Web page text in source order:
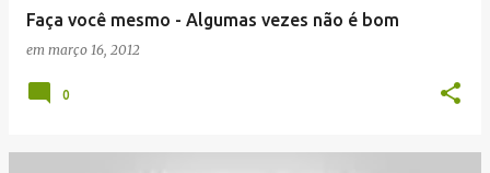
Faça você mesmo - Algumas vezes não é bom
em março 16, 2012
0